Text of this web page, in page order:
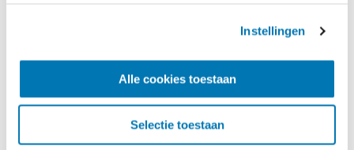
Instellingen
Alle cookies toestaan
Selectie toestaan
verantwoordelijkheid voor de inhoud van deze
websites ligt bij de makers van deze websites.
Verder is Autotrust niet aansprakelijk voor schade,
verliezen of vorderingen van welke aard dan ook met
betrekking tot toegang tot of gebruik van de inhoud